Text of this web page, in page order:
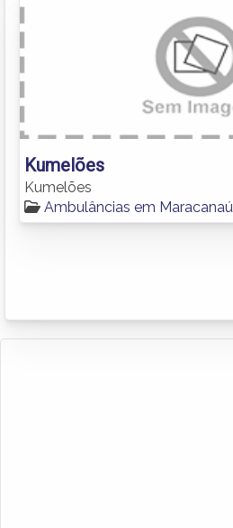
Kumelões
Kumelões
Ambulâncias em Maracanaú